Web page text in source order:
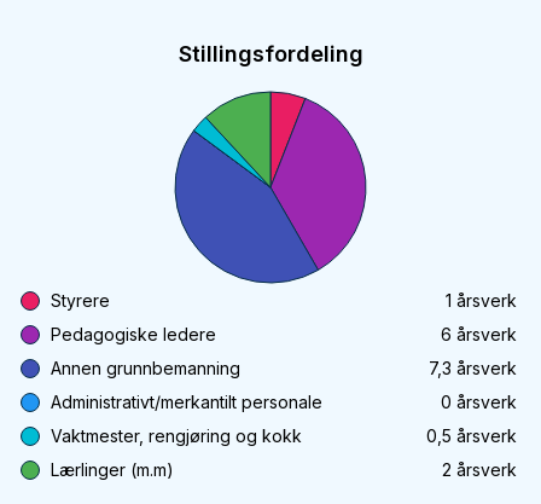
Stillingsfordeling
Styrere 1 årsverk
Pedagogiske ledere
6 årsverk
Annen grunnbemanning
7,3 årsverk
Administrativt/merkantilt personale
0 årsverk
Vaktmester, rengjøring og kokk
0,5 årsverk
Lærlinger (m.m)
2 årsverk